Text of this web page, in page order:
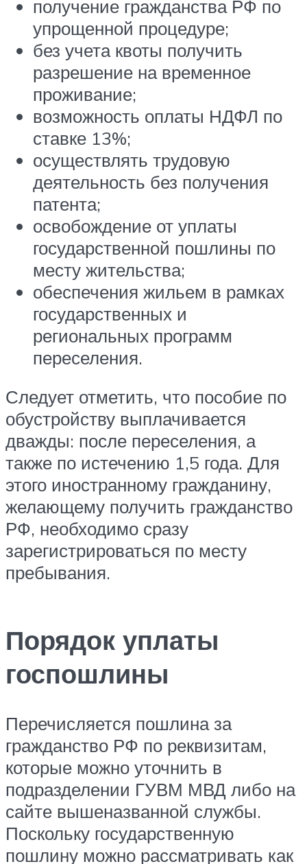
получение гражданства РФ по
упрощенной процедуре;
без учета квоты получить
разрешение на временное
проживание;
возможность оплаты НДФЛ по
ставке 13%;
осуществлять трудовую
деятельность без получения
патента;
освобождение от уплаты
государственной пошлины по
месту жительства;
обеспечения жильем в рамках
государственных и
региональных программ
переселения.
Следует отметить, что пособие по
обустройству выплачивается
дважды: после переселения, а
также по истечению 1,5 года. Для
этого иностранному гражданину,
желающему получить гражданство
РФ, необходимо сразу
зарегистрироваться по месту
пребывания.
Порядок уплаты
госпошлины
Перечисляется пошлина за
гражданство РФ по реквизитам,
которые можно уточнить в
подразделении ГУВМ МВД либо на
сайте вышеназванной службы.
Поскольку государственную
пошлину можно рассматривать как